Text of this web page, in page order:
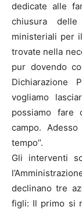
dedicate alle
chiusura
ministeriali per
trovate nella
pur dovendo
Dichiarazione
vogliamo
possiamo fare
campo.
tempo’’.
Gli interventi
declinano tre
figli: Il primo si